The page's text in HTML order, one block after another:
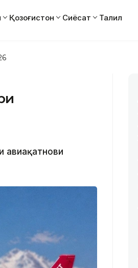
Қозоғистон Сиёсат Таҳлил
авиақатнови